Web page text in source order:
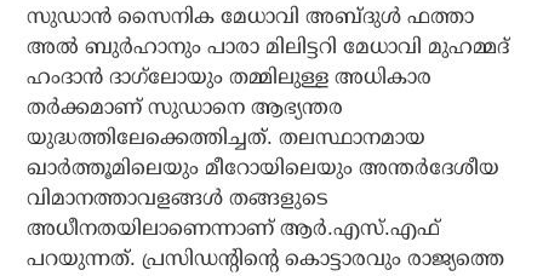
സുഡാന്‍ സൈനിക മേധാവി അബ്ദുള്‍ ഫത്താ
അല്‍ ബുര്‍ഹാനും പാരാ മിലിട്ടറി മേധാവി മുഹമ്മദ്
ഹംദാന്‍ ദാഗ്‌ലോയും തമ്മിലുള്ള അധികാര
തര്‍ക്കമാണ് സുഡാനെ ആഭ്യന്തര
യുദ്ധത്തിലേക്കെത്തിച്ചത്. തലസ്ഥാനമായ
ഖാര്‍ത്തൂമിലെയും മീറോയിലെയും അന്തര്‍ദേശീയ
വിമാനത്താവളങ്ങള്‍ തങ്ങളുടെ
അധീനതയിലാണെന്നാണ് ആര്‍.എസ്.എഫ്
പറയുന്നത്. പ്രസിഡന്റിന്റെ കൊട്ടാരവും രാജ്യത്തെ